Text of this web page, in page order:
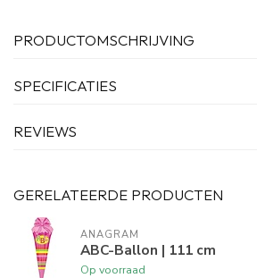
PRODUCTOMSCHRIJVING
SPECIFICATIES
REVIEWS
GERELATEERDE PRODUCTEN
ANAGRAM
ABC-Ballon | 111 cm
Op voorraad